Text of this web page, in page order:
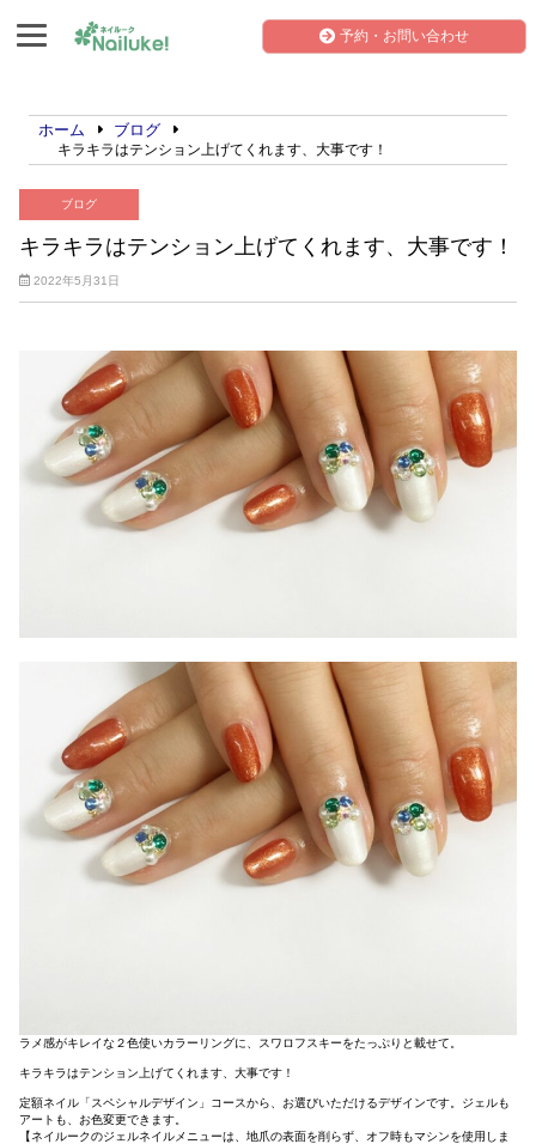
予約・お問い合わせ
ホーム ブログ
キラキラはテンション上げてくれます、大事です！
ブログ
キラキラはテンション上げてくれます、大事です！
2022年5月31日
ラメ感がキレイな２色使いカラーリングに、スワロフスキーをたっぷりと載せて。
キラキラはテンション上げてくれます、大事です！
定額ネイル「スペシャルデザイン」コースから、お選びいただけるデザインです。ジェルも
アートも、お色変更できます。
【ネイルークのジェルネイルメニューは、地爪の表面を削らず、オフ時もマシンを使用しま